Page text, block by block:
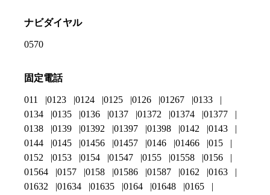
ナビダイヤル
0570
固定電話
011 0123 0124 0125 0126 01267
0133
0134
0135 0136 0137 01372 01374
01377
0138
0139 01392 01397 01398 0142
0143
0144
0145 01456 01457 0146 01466
015
0152
0153 0154 01547 0155 01558
0156
01564
0157 0158 01586 01587 0162
0163
01632
01634 01635 0164 01648
0165